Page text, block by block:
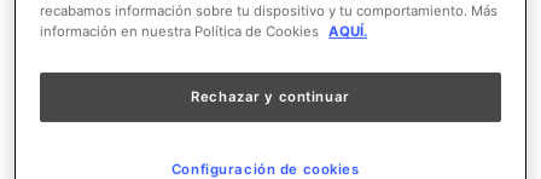
recabamos información sobre tu dispositivo y tu comportamiento. Más
información en nuestra Política de Cookies AQUÍ.
Rechazar y continuar
Configuración de cookies